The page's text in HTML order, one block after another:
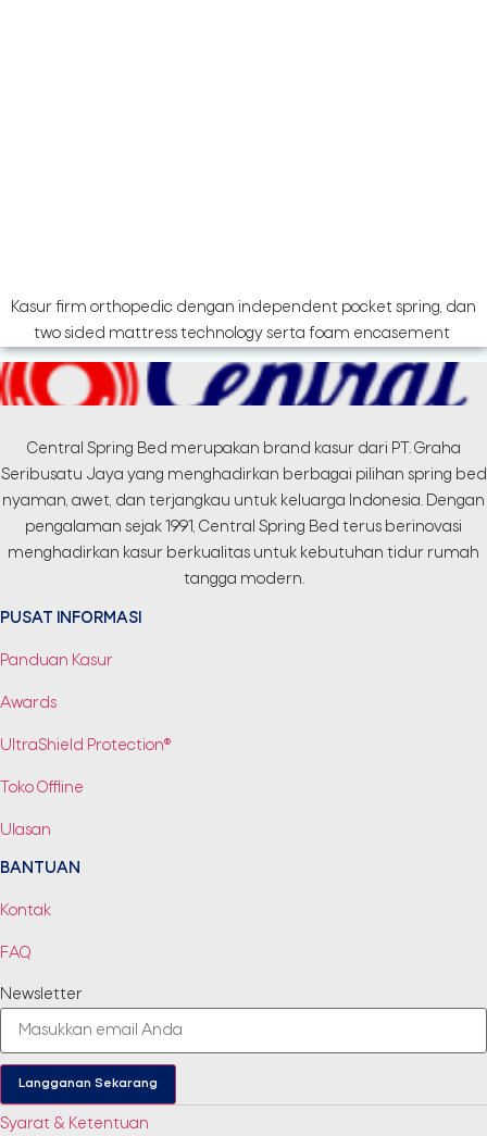
Kasur firm orthopedic dengan independent pocket spring, dan
two sided mattress technology serta foam encasement
Central Spring Bed merupakan brand kasur dari PT. Graha
Seribusatu Jaya yang menghadirkan berbagai pilihan spring bed
nyaman, awet, dan terjangkau untuk keluarga Indonesia. Dengan
pengalaman sejak 1991, Central Spring Bed terus berinovasi
menghadirkan kasur berkualitas untuk kebutuhan tidur rumah
tangga modern.
PUSAT INFORMASI
Panduan Kasur
Awards
UltraShield Protection®
Toko Offline
Ulasan
BANTUAN
Kontak
FAQ
Newsletter
Langganan Sekarang
Syarat & Ketentuan